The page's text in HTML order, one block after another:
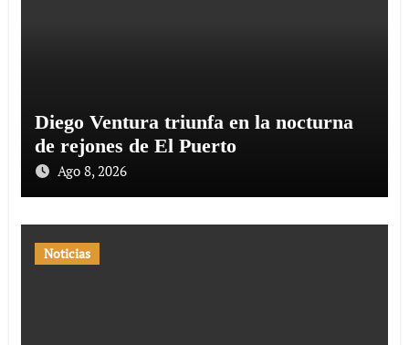
Diego Ventura triunfa en la nocturna
de rejones de El Puerto
Ago 8, 2026
Noticias